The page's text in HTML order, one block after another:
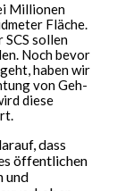
Millionen
Fläche.
sollen
Noch bevor
haben wir
von Geh-
diese
dass
öffentlichen
und